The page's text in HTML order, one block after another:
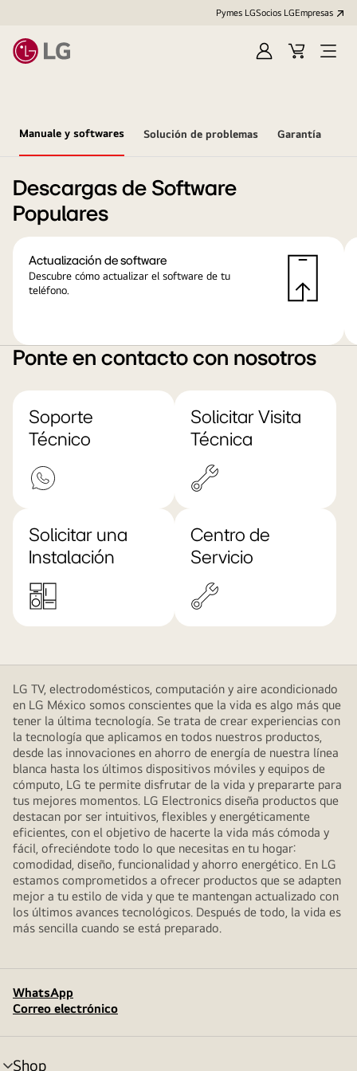
Pymes LGSocios LGEmpresas
IniciarCarritoOpen
Manuale y softwares Solución de problemas Garantía
Descargas de Software
Populares
Actualización de software
Descubre cómo actualizar el software de tu
teléfono.
Ponte en contacto con nosotros
Soporte
Técnico
Solicitar Visita
Técnica
Solicitar una
Instalación
Centro de
Servicio
LG TV, electrodomésticos, computación y aire acondicionado
en LG México somos conscientes que la vida es algo más que
tener la última tecnología. Se trata de crear experiencias con
la tecnología que aplicamos en todos nuestros productos,
desde las innovaciones en ahorro de energía de nuestra línea
blanca hasta los últimos dispositivos móviles y equipos de
cómputo, LG te permite disfrutar de la vida y prepararte para
tus mejores momentos. LG Electronics diseña productos que
destacan por ser intuitivos, flexibles y energéticamente
eficientes, con el objetivo de hacerte la vida más cómoda y
fácil, ofreciéndote todo lo que necesitas en tu hogar:
comodidad, diseño, funcionalidad y ahorro energético. En LG
estamos comprometidos a ofrecer productos que se adapten
mejor a tu estilo de vida y que te mantengan actualizado con
los últimos avances tecnológicos. Después de todo, la vida es
más sencilla cuando se está preparado.
WhatsApp
Correo electrónico
Shop